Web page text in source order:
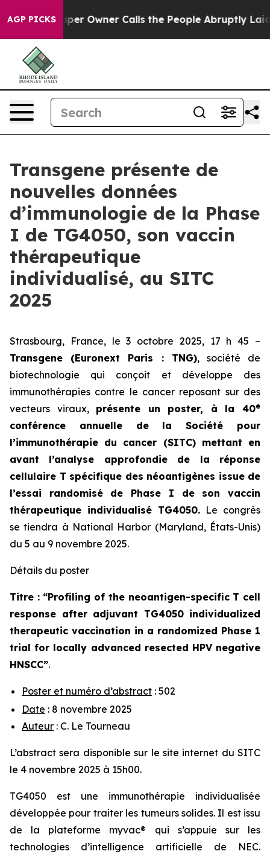
AGP PICKS Owner Calls the People Abruptly Laid off
Transgene présente de
nouvelles données
d’immunologie de la Phase
I de TG4050, son vaccin
thérapeutique
individualisé, au SITC
2025
Strasbourg, France, le 3 octobre 2025, 17 h 45 –
Transgene (Euronext Paris : TNG), société de
biotechnologie qui conçoit et développe des
immunothérapies contre le cancer reposant sur des
vecteurs viraux, présente un poster, à la 40e
conférence annuelle de la Société pour
l’immunothérapie du cancer (SITC) mettant en
avant l’analyse approfondie de la réponse
cellulaire T spécifique des néoantigènes issue de
l’essai randomisé de Phase I de son vaccin
thérapeutique individualisé TG4050. Le congrès
se tiendra à National Harbor (Maryland, États-Unis)
du 5 au 9 novembre 2025.
Détails du poster
Titre : “Profiling of the neoantigen-specific T cell
response after adjuvant TG4050 individualized
therapeutic vaccination in a randomized Phase 1
trial for locally advanced resected HPV negative
HNSCC”.
Poster et numéro d’abstract : 502
Date : 8 novembre 2025
Auteur : C. Le Tourneau
L’abstract sera disponible sur le site internet du SITC
le 4 novembre 2025 à 15h00.
TG4050 est une immunothérapie individualisée
développée pour traiter les tumeurs solides. Il est issu
de la plateforme myvac® qui s’appuie sur les
technologies d’intelligence artificielle de NEC.